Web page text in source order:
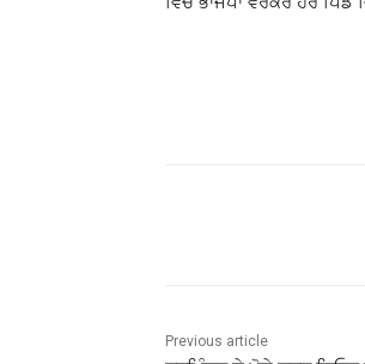
Previous article